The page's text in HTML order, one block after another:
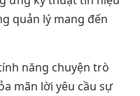
quản lý mang đến
năng chuyện trò
mãn lời yêu cầu sự